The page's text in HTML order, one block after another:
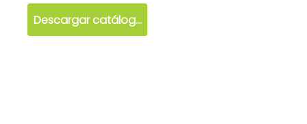
Descargar catálogo